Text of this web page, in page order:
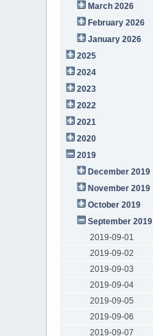
March 2026
February 2026
January 2026
2025
2024
2023
2022
2021
2020
2019
December 2019
November 2019
October 2019
September 2019
2019-09-01
2019-09-02
2019-09-03
2019-09-04
2019-09-05
2019-09-06
2019-09-07